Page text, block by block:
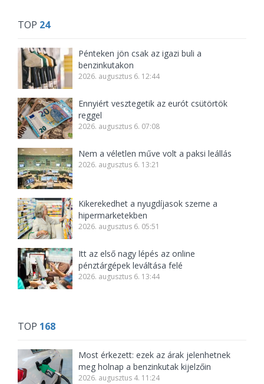
TOP 24
Pénteken jön csak az igazi buli a
benzinkutakon
2026. augusztus 6. 12:44
Ennyiért vesztegetik az eurót csütörtök
reggel
2026. augusztus 6. 07:08
Nem a véletlen műve volt a paksi leállás
2026. augusztus 6. 13:21
Kikerekedhet a nyugdíjasok szeme a
hipermarketekben
2026. augusztus 6. 05:51
Itt az első nagy lépés az online
pénztárgépek leváltása felé
2026. augusztus 6. 13:44
TOP 168
Most érkezett: ezek az árak jelenhetnek
meg holnap a benzinkutak kijelzőin
2026. augusztus 4. 11:24